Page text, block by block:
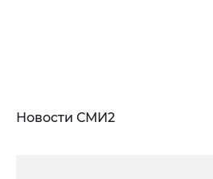
Новости СМИ2